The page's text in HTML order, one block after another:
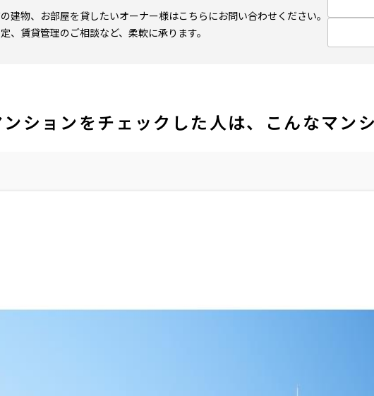
建物、お部屋を貸したいオーナー様はこちらにお問い合わせください。
、賃貸管理のご相談など、柔軟に承ります。
ンションをチェックした人は、こんなマン